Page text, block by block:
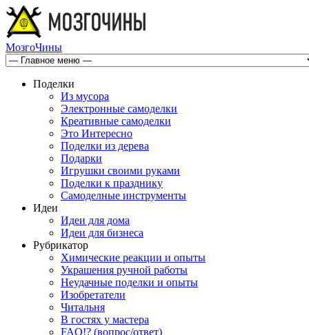
МозгоЧины
Поделки
Из мусора
Электронные самоделки
Креативные самоделки
Это Интересно
Поделки из дерева
Подарки
Игрушки своими руками
Поделки к празднику
Самоделные инструменты
Идеи
Идеи для дома
Идеи для бизнеса
Рубрикатор
Химические реакции и опыты
Украшения ручной работы
Неудачные поделки и опыты
Изобретатели
Читальня
В гостях у мастера
FAQ!? (вопрос/ответ)